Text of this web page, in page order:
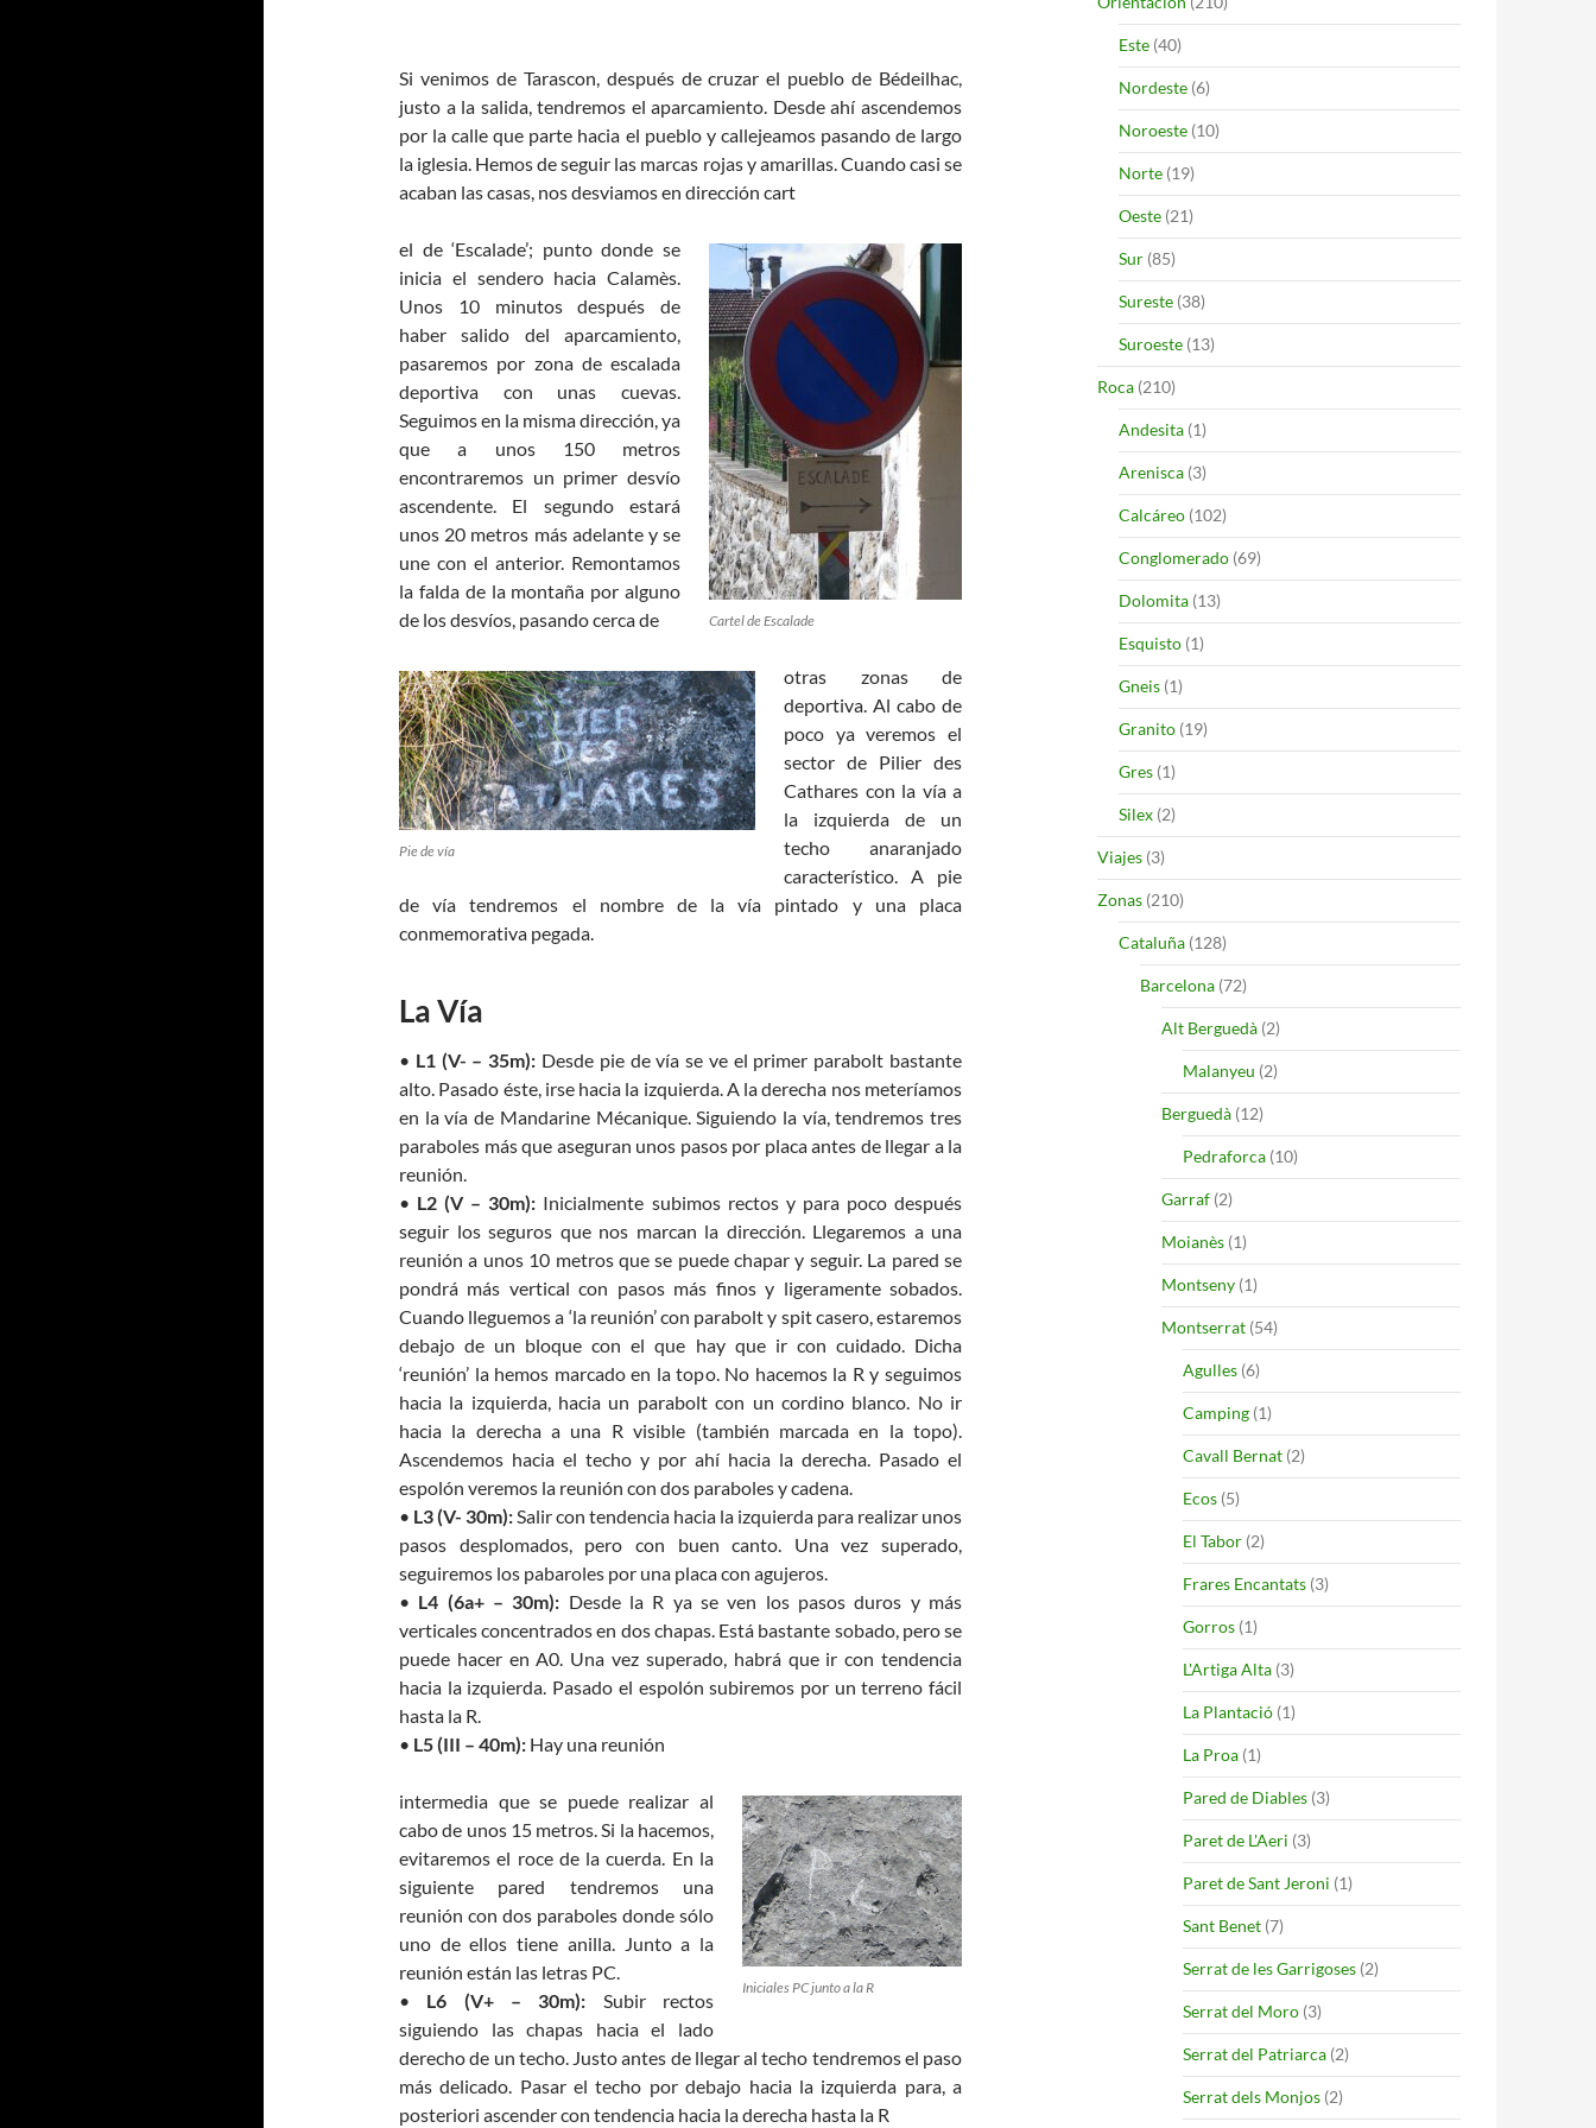
Si venimos de Tarascon, después de cruzar el pueblo de Bédeilhac,
justo a la salida, tendremos el aparcamiento. Desde ahí ascendemos
por la calle que parte hacia el pueblo y callejeamos pasando de largo
la iglesia. Hemos de seguir las marcas rojas y amarillas. Cuando casi se
acaban las casas, nos desviamos en dirección cart
Cartel de Escalade
el de ‘Escalade’; punto donde se
inicia el sendero hacia Calamès.
Unos 10 minutos después de
haber salido del aparcamiento,
pasaremos por zona de escalada
deportiva con unas cuevas.
Seguimos en la misma dirección, ya
que a unos 150 metros
encontraremos un primer desvío
ascendente. El segundo estará
unos 20 metros más adelante y se
une con el anterior. Remontamos
la falda de la montaña por alguno
de los desvíos, pasando cerca de
Pie de vía
otras zonas de
deportiva. Al cabo de
poco ya veremos el
sector de Pilier des
Cathares con la vía a
la izquierda de un
techo anaranjado
característico. A pie
de vía tendremos el nombre de la vía pintado y una placa
conmemorativa pegada.
La Vía
• L1 (V- – 35m): Desde pie de vía se ve el primer parabolt bastante
alto. Pasado éste, irse hacia la izquierda. A la derecha nos meteríamos
en la vía de Mandarine Mécanique. Siguiendo la vía, tendremos tres
paraboles más que aseguran unos pasos por placa antes de llegar a la
reunión.
• L2 (V – 30m): Inicialmente subimos rectos y para poco después
seguir los seguros que nos marcan la dirección. Llegaremos a una
reunión a unos 10 metros que se puede chapar y seguir. La pared se
pondrá más vertical con pasos más finos y ligeramente sobados.
Cuando lleguemos a ‘la reunión’ con parabolt y spit casero, estaremos
debajo de un bloque con el que hay que ir con cuidado. Dicha
‘reunión’ la hemos marcado en la topo. No hacemos la R y seguimos
hacia la izquierda, hacia un parabolt con un cordino blanco. No ir
hacia la derecha a una R visible (también marcada en la topo).
Ascendemos hacia el techo y por ahí hacia la derecha. Pasado el
espolón veremos la reunión con dos paraboles y cadena.
• L3 (V- 30m):Salir con tendencia hacia la izquierda para realizar unos
pasos desplomados, pero con buen canto. Una vez superado,
seguiremos los pabaroles por una placa con agujeros.
• L4 (6a+ – 30m): Desde la R ya se ven los pasos duros y más
verticales concentrados en dos chapas. Está bastante sobado, pero se
puede hacer en A0. Una vez superado, habrá que ir con tendencia
hacia la izquierda. Pasado el espolón subiremos por un terreno fácil
hasta la R.
• L5 (III – 40m): Hay una reunión
Iniciales PC junto a la R
intermedia que se puede realizar al
cabo de unos 15 metros. Si la hacemos,
evitaremos el roce de la cuerda. En la
siguiente pared tendremos una
reunión con dos paraboles donde sólo
uno de ellos tiene anilla. Junto a la
reunión están las letras PC.
• L6 (V+ – 30m): Subir rectos
siguiendo las chapas hacia el lado
derecho de un techo. Justo antes de llegar al techo tendremos el paso
más delicado. Pasar el techo por debajo hacia la izquierda para, a
posteriori ascender con tendencia hacia la derecha hasta la R
Este (40)
Nordeste (6)
Noroeste (10)
Norte (19)
Oeste (21)
Sur (85)
Sureste (38)
Suroeste (13)
Roca (210)
Andesita (1)
Arenisca (3)
Calcáreo (102)
Conglomerado (69)
Dolomita (13)
Esquisto (1)
Gneis (1)
Granito (19)
Gres (1)
Silex (2)
Viajes (3)
Zonas (210)
Cataluña (128)
Barcelona (72)
Alt Berguedà (2)
Malanyeu (2)
Berguedà (12)
Pedraforca (10)
Garraf (2)
Moianès (1)
Montseny (1)
Montserrat (54)
Agulles (6)
Camping (1)
Cavall Bernat (2)
Ecos (5)
El Tabor (2)
Frares Encantats (3)
Gorros (1)
L'Artiga Alta (3)
La Plantació (1)
La Proa (1)
Pared de Diables (3)
Paret de L'Aeri (3)
Paret de Sant Jeroni (1)
Sant Benet (7)
Serrat de les Garrigoses (2)
Serrat del Moro (3)
Serrat del Patriarca (2)
Serrat dels Monjos (2)